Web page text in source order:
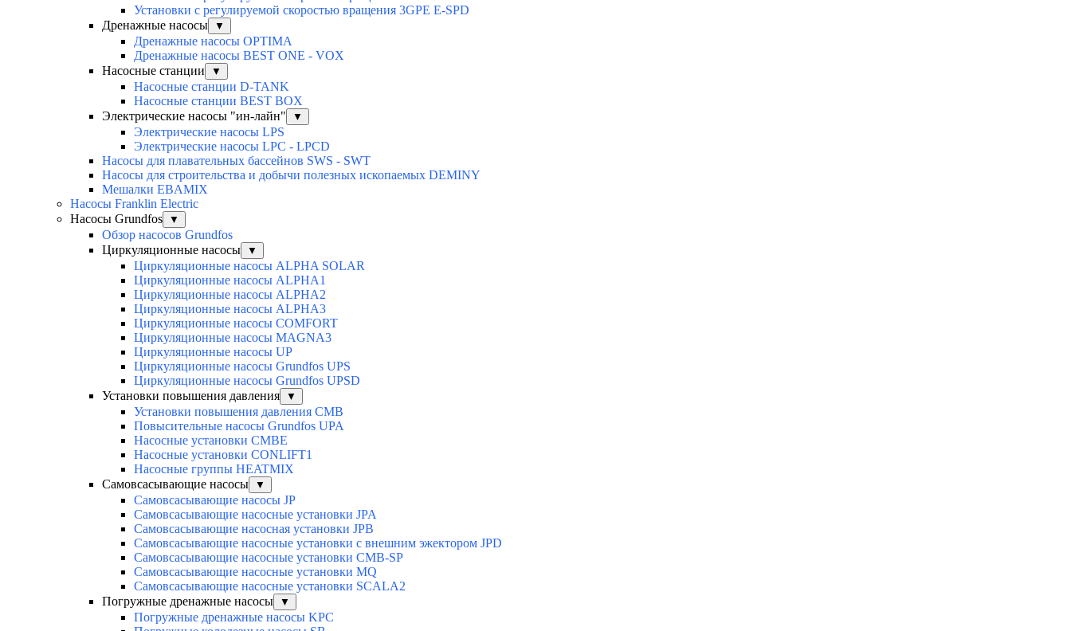
Установки с регулируемой скоростью вращения 3GPE E-SPD
Дренажные насосы
▼
Дренажные насосы OPTIMA
Дренажные насосы BEST ONE - VOX
Насосные станции
▼
Насосные станции D-TANK
Насосные станции BEST BOX
Электрические насосы "ин-лайн"
▼
Электрические насосы LPS
Электрические насосы LPC - LPCD
Насосы для плавательных бассейнов SWS - SWT
Насосы для строительства и добычи полезных ископаемых DEMINY
Мешалки EBAMIX
Насосы Franklin Electric
Насосы Grundfos
▼
Обзор насосов Grundfos
Циркуляционные насосы
▼
Циркуляционные насосы ALPHA SOLAR
Циркуляционные насосы ALPHA1
Циркуляционные насосы ALPHA2
Циркуляционные насосы ALPHA3
Циркуляционные насосы COMFORT
Циркуляционные насосы MAGNA3
Циркуляционные насосы UP
Циркуляционные насосы Grundfos UPS
Циркуляционные насосы Grundfos UPSD
Установки повышения давления
▼
Установки повышения давления CMB
Повысительные насосы Grundfos UPA
Насосные установки CMBE
Насосные установки CONLIFT1
Насосные группы HEATMIX
Самовсасывающие насосы
▼
Самовсасывающие насосы JP
Самовсасывающие насосные установки JPA
Самовсасывающие насосная установки JPB
Самовсасывающие насосные установки с внешним эжектором JPD
Самовсасывающие насосные установки CMB-SP
Самовсасывающие насосные установки MQ
Cамовсасывающие насосные установки SCALA2
Погружные дренажные насосы
▼
Погружные дренажные насосы KPC